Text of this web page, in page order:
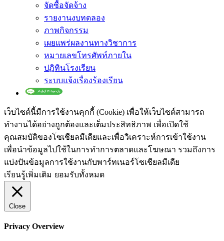
จัดซื้อจัดจ้าง
รายงานงบทดลอง
ภาพกิจกรรม
เผยแพร่ผลงานทางวิชาการ
หมายเลขโทรศัพท์ภายใน
ปฎิทินโรงเรียน
ระบบแจ้งเรื่องร้องเรียน
เว็บไซต์นี้มีการใช้งานคุกกี้ (Cookie) เพื่อให้เว็บไซต์สามารถ
ทำงานได้อย่างถูกต้องและเต็มประสิทธิภาพ​ เพื่อเปิดใช้
คุณสมบัติของโซเชียล​มีเดียและเพื่อวิเคราะห์การเข้าใช้งาน
เพื่อนำข้อมูลไปใช้ในการทำการตลาดและโฆษณา​ รวมถึงการ
แบ่งปันข้อมูลการใช้งานกับพาร์ทเนอร์​โซเชียล​มีเดีย
เรียนรู้เพิ่มเติม ยอมรับทั้งหมด
Close
Privacy Overview